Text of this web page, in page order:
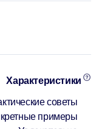
Характеристики
советы
примеры